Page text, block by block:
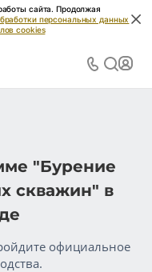
сайта. Продолжая
персональных данных
cookies
"Бурение
скважин" в
официальное